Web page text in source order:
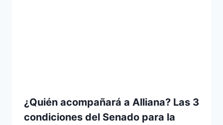
¿Quién acompañará a Alliana? Las 3
condiciones del Senado para la